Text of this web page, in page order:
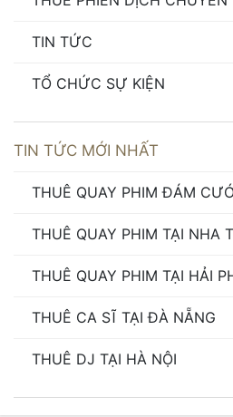
TIN TỨC
TỔ CHỨC SỰ KIỆN
TIN TỨC MỚI NHẤT
THUÊ QUAY PHIM ĐÁM
THUÊ QUAY PHIM TẠI NHA
THUÊ QUAY PHIM TẠI HẢI
THUÊ CA SĨ TẠI ĐÀ NẴNG
THUÊ DJ TẠI HÀ NỘI